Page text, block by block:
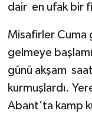
dair en ufak bir
Misafirler Cuma
gelmeye
günü akşam
kurmuşlardı.
Abant’ta kamp